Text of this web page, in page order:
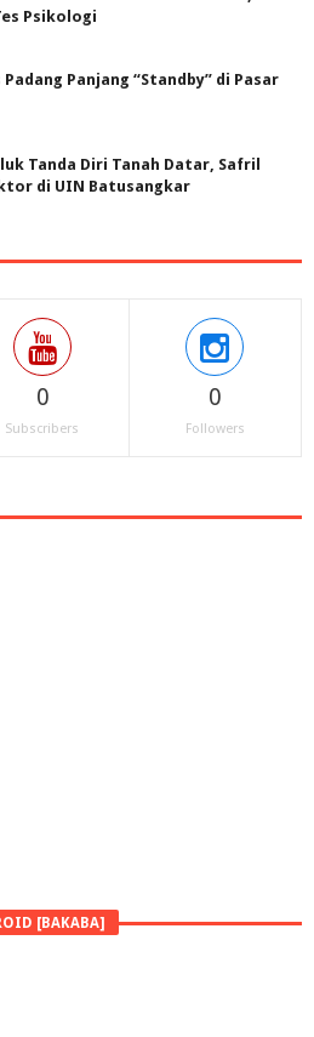
Psikologi
Panjang “Standby” di Pasar
Tanda Diri Tanah Datar, Safril
di UIN Batusangkar
0
Subscribers
0
Followers
[BAKABA]